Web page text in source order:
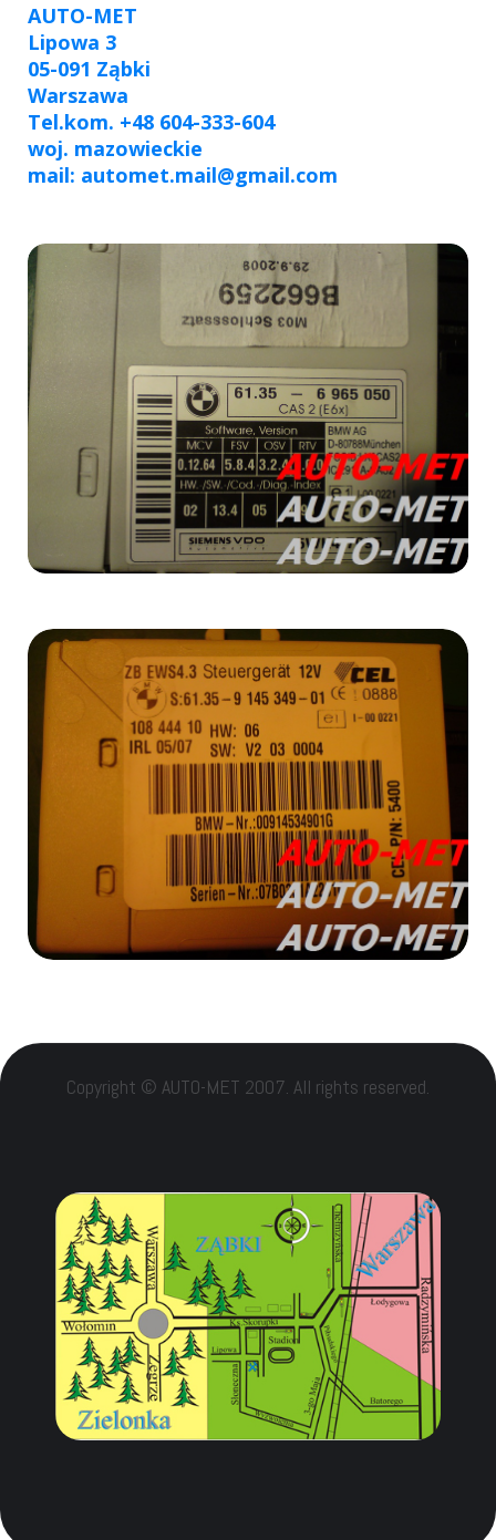
AUTO-MET
Lipowa 3
05-091 Ząbki
Warszawa
Tel.kom. +48 604-333-604
woj. mazowieckie
mail: automet.mail@gmail.com
Copyright © AUTO-MET 2007. All rights reserved.